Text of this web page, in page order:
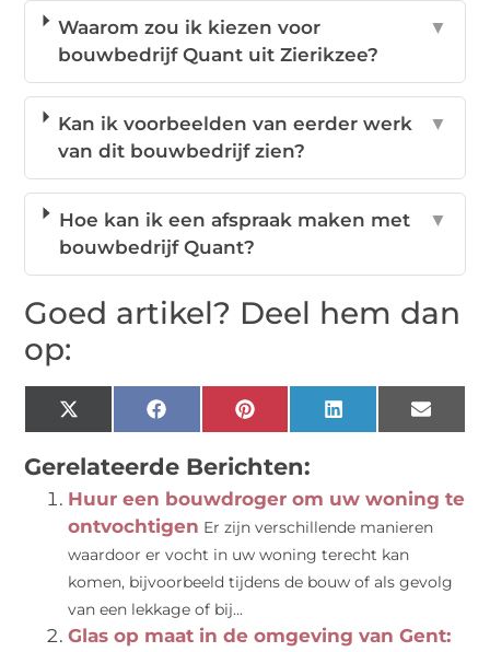
Waarom zou ik kiezen voor
bouwbedrijf Quant uit Zierikzee?
▼
Kan ik voorbeelden van eerder werk
van dit bouwbedrijf zien?
▼
Hoe kan ik een afspraak maken met
bouwbedrijf Quant?
▼
Goed artikel? Deel hem dan
op:
X
(Twitter)
FacebookPinterestLinkedIn Email
Gerelateerde Berichten:
Huur een bouwdroger om uw woning te
ontvochtigen Er zijn verschillende manieren
waardoor er vocht in uw woning terecht kan
komen, bijvoorbeeld tijdens de bouw of als gevolg
van een lekkage of bij...
Glas op maat in de omgeving van Gent: